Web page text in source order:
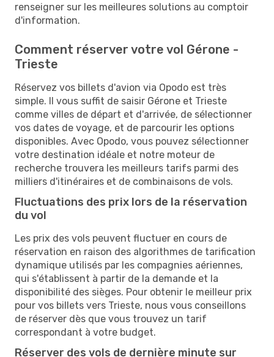
renseigner sur les meilleures solutions au comptoir
d'information.
Comment réserver votre vol Gérone -
Trieste
Réservez vos billets d'avion via Opodo est très
simple. Il vous suffit de saisir Gérone et Trieste
comme villes de départ et d'arrivée, de sélectionner
vos dates de voyage, et de parcourir les options
disponibles. Avec Opodo, vous pouvez sélectionner
votre destination idéale et notre moteur de
recherche trouvera les meilleurs tarifs parmi des
milliers d'itinéraires et de combinaisons de vols.
Fluctuations des prix lors de la réservation
du vol
Les prix des vols peuvent fluctuer en cours de
réservation en raison des algorithmes de tarification
dynamique utilisés par les compagnies aériennes,
qui s'établissent à partir de la demande et la
disponibilité des sièges. Pour obtenir le meilleur prix
pour vos billets vers Trieste, nous vous conseillons
de réserver dès que vous trouvez un tarif
correspondant à votre budget.
Réserver des vols de dernière minute sur